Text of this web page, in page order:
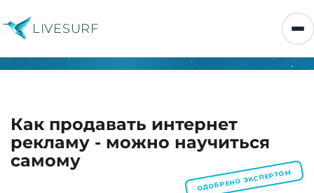
LIVESURF
Как продавать интернет
рекламу - можно научиться
самому
ОДОБРЕНО ЭКСПЕРТОМ